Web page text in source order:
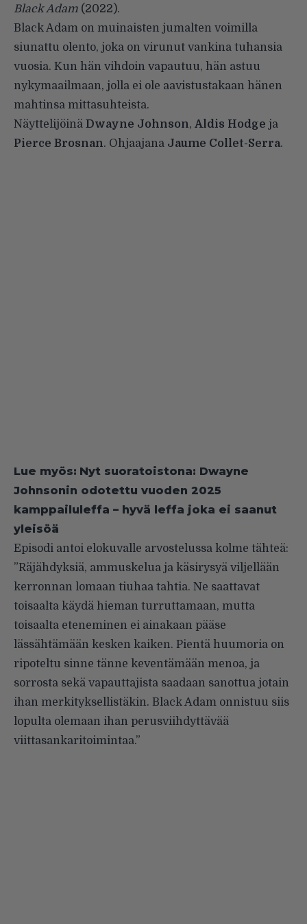
Black Adam (2022).
Black Adam on muinaisten jumalten voimilla
siunattu olento, joka on virunut vankina tuhansia
vuosia. Kun hän vihdoin vapautuu, hän astuu
nykymaailmaan, jolla ei ole aavistustakaan hänen
mahtinsa mittasuhteista.
Näyttelijöinä Dwayne Johnson, Aldis Hodge ja
Pierce Brosnan. Ohjaajana Jaume Collet-Serra.
Lue myös: Nyt suoratoistona: Dwayne
Johnsonin odotettu vuoden 2025
kamppailuleffa – hyvä leffa joka ei saanut
yleisöä
Episodi antoi elokuvalle arvostelussa kolme tähteä:
”Räjähdyksiä, ammuskelua ja käsirysyä viljellään
kerronnan lomaan tiuhaa tahtia. Ne saattavat
toisaalta käydä hieman turruttamaan, mutta
toisaalta eteneminen ei ainakaan pääse
lässähtämään kesken kaiken. Pientä huumoria on
ripoteltu sinne tänne keventämään menoa, ja
sorrosta sekä vapauttajista saadaan sanottua jotain
ihan merkityksellistäkin. Black Adam onnistuu siis
lopulta olemaan ihan perusviihdyttävää
viittasankaritoimintaa.”